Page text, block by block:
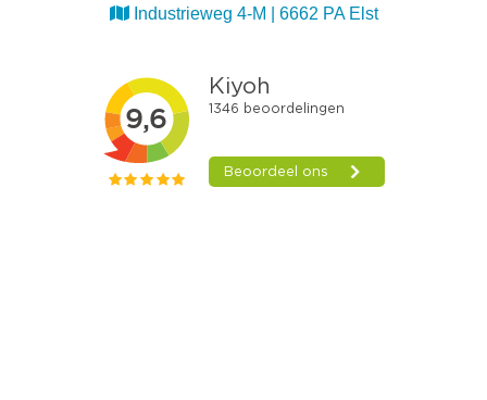
Industrieweg 4-M | 6662 PA Elst